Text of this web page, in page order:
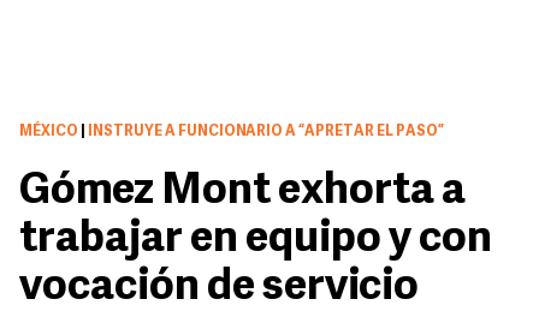
MÉXICO INSTRUYE A FUNCIONARIO A “APRETAR EL PASO”
Gómez Mont exhorta a
trabajar en equipo y con
vocación de servicio